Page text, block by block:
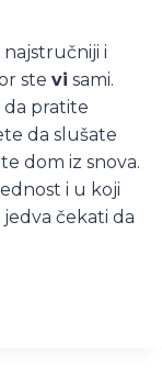
najstručniji i
ste vi sami.
pratite
da slušate
dom iz snova.
i u koji
čekati da